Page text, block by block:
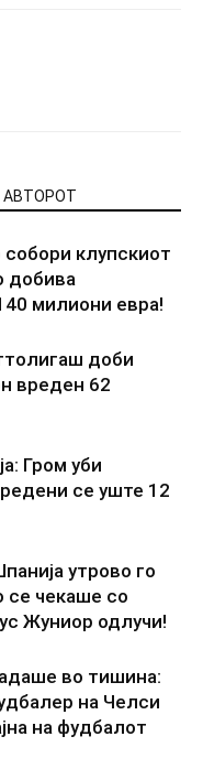
АВТОРОТ
клупскиот
добива
милиони евра!
доби
вреден 62
Гром уби
се уште 12
утрово го
се чекаше со
Жуниор одлучи!
во тишина:
на Челси
на фудбалот